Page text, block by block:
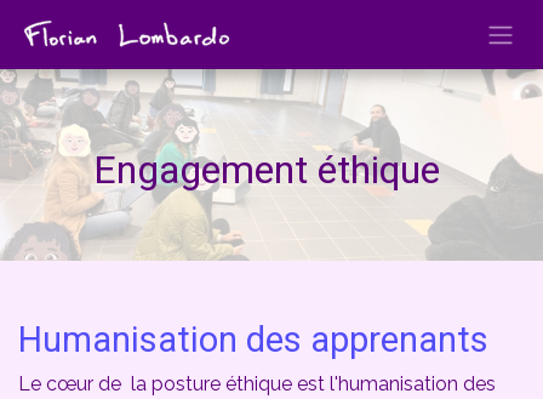
Engagement éthique
Humanisation des apprenants
Le cœur de la posture éthique est l'humanisation des